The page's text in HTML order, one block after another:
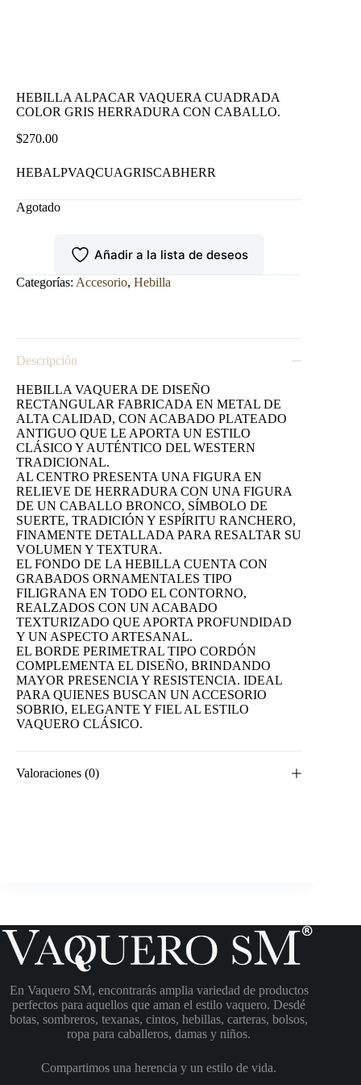
HEBILLA ALPACAR VAQUERA CUADRADA
COLOR GRIS HERRADURA CON CABALLO.
$270.00
HEBALPVAQCUAGRISCABHERR
Agotado
Añadir a la lista de deseos
Categorías: Accesorio, Hebilla
Descripción
HEBILLA VAQUERA DE DISEÑO
RECTANGULAR FABRICADA EN METAL DE
ALTA CALIDAD, CON ACABADO PLATEADO
ANTIGUO QUE LE APORTA UN ESTILO
CLÁSICO Y AUTÉNTICO DEL WESTERN
TRADICIONAL.
AL CENTRO PRESENTA UNA FIGURA EN
RELIEVE DE HERRADURA CON UNA FIGURA
DE UN CABALLO BRONCO, SÍMBOLO DE
SUERTE, TRADICIÓN Y ESPÍRITU RANCHERO,
FINAMENTE DETALLADA PARA RESALTAR SU
VOLUMEN Y TEXTURA.
EL FONDO DE LA HEBILLA CUENTA CON
GRABADOS ORNAMENTALES TIPO
FILIGRANA EN TODO EL CONTORNO,
REALZADOS CON UN ACABADO
TEXTURIZADO QUE APORTA PROFUNDIDAD
Y UN ASPECTO ARTESANAL.
EL BORDE PERIMETRAL TIPO CORDÓN
COMPLEMENTA EL DISEÑO, BRINDANDO
MAYOR PRESENCIA Y RESISTENCIA. IDEAL
PARA QUIENES BUSCAN UN ACCESORIO
SOBRIO, ELEGANTE Y FIEL AL ESTILO
VAQUERO CLÁSICO.
Valoraciones (0)
En Vaquero SM, encontrarás amplia variedad de productos
perfectos para aquellos que aman el estilo vaquero. Desdé
botas, sombreros, texanas, cintos, hebillas, carteras, bolsos,
ropa para caballeros, damas y niños.
Compartimos una herencia y un estilo de vida.